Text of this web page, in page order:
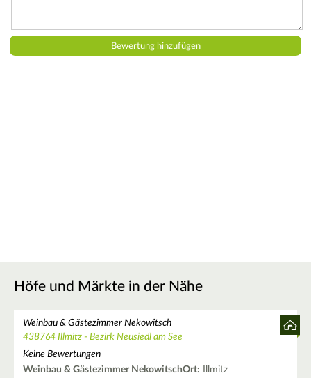
Höfe und Märkte in der Nähe
Weinbau & Gästezimmer Nekowitsch
438764 Illmitz - Bezirk Neusiedl am See
Keine Bewertungen
Weinbau & Gästezimmer NekowitschOrt: Illmitz